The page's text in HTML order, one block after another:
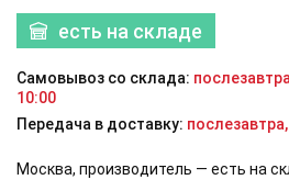
есть на складе
Самовывоз со склада:
10:00
Передача в доставку:
Москва, производитель — есть на